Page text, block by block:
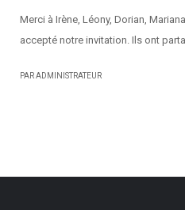
Merci à Irène, Léony, Dorian,
accepté notre invitation. Ils ont
PAR ADMINISTRATEUR